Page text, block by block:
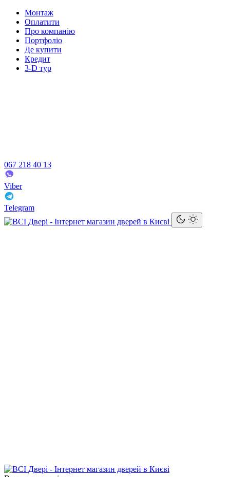
Монтаж
Оплатити
Про компанію
Портфоліо
Де купити
Кредит
3-D тур
067 218 40 13
Viber
Telegram